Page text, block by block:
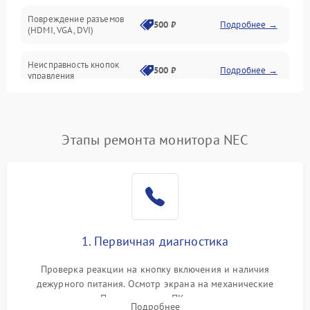
Повреждение разъемов
(HDMI, VGA, DVI)
500 ₽ Подробнее →
Неисправность кнопок
управления
500 ₽ Подробнее →
Повреждение кабеля
1000 ₽
Поломка системы
автоматического
1000 ₽ Подробнее →
Неисправность системы
1000 ₽
Этапы ремонта монитора NEC
1. Первичная диагностика
Проверка реакции на кнопку включения и наличия
дежурного питания. Осмотр экрана на механические
повреждения. Подключение к ПК для оценки вывода
Подробнее